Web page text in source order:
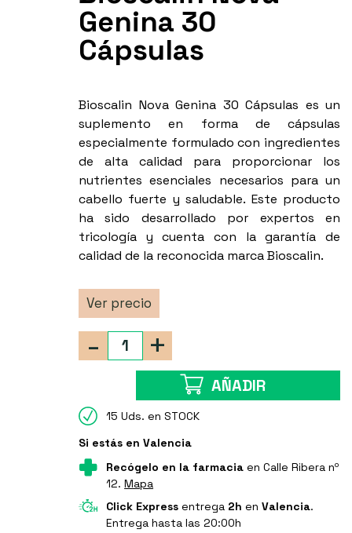
Genina 30
Cápsulas
Bioscalin Nova Genina 30 Cápsulas es un
suplemento en forma de cápsulas
especialmente formulado con ingredientes
de alta calidad para proporcionar los
nutrientes esenciales necesarios para un
cabello fuerte y saludable. Este producto
ha sido desarrollado por expertos en
tricología y cuenta con la garantía de
calidad de la reconocida marca Bioscalin.
Ver precio
+
-
AÑADIR
15 Uds. en STOCK
Si estás en Valencia
Recógelo en la farmacia en Calle Ribera nº
12.Mapa
Click Express entrega 2h enValencia.
Entrega hasta las 20:00h